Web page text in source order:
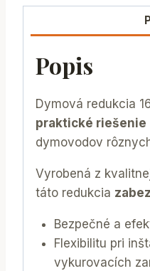
Popis
Dymová redukcia
praktické riešenie
dymovodov
Vyrobená z
táto redukcia
Bezpečné a
Flexibilitu pri
vykurovacích